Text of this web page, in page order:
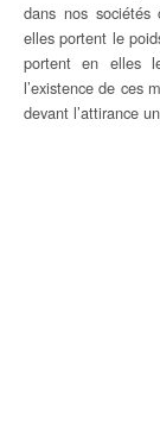
dans nos sociétés
elles portent le
portent en elles
l’existence de ces
devant l’attirance